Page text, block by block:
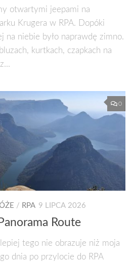
otwartymi jeepami na
Krugera w RPA. Dopóki
na niebie było naprawdę zimno.
kurtkach, czapkach na
0
/ RPA 9 LIPCA 2026
Route
tego nie obrazuje niż moja
dnia po przylocie do RPA